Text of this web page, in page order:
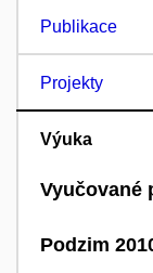
Publikace
Projekty
Výuka
Vyučované
Podzim